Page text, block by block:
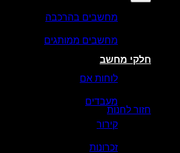
סל קניות
חזור לחנות
מחשבים בהרכבה
מחשבים ממותגים
חלקי מחשב
לוחות אם
מעבדים
קירור
זכרונות